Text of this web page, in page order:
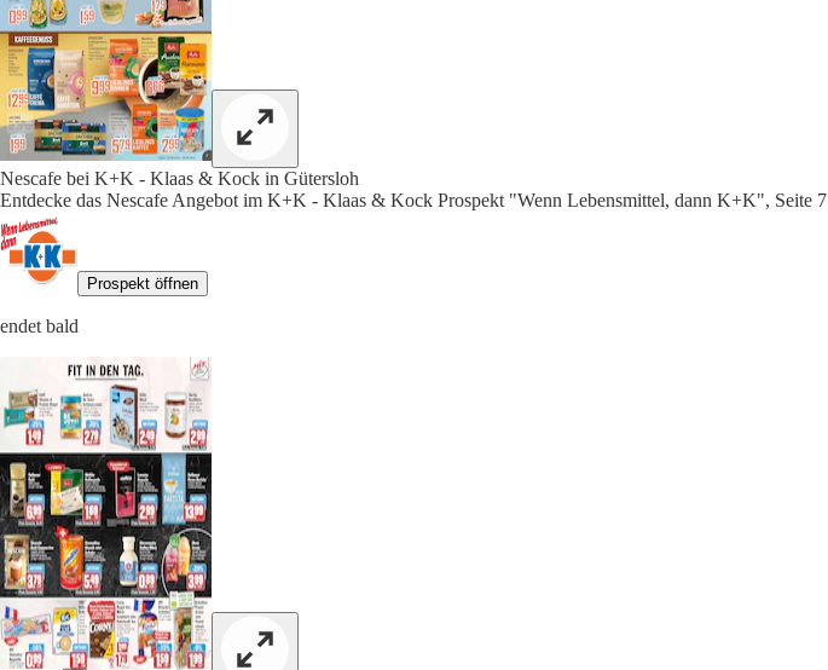
Nescafe bei K+K - Klaas & Kock in Gütersloh
Entdecke das Nescafe Angebot im K+K - Klaas & Kock Prospekt "Wenn Lebensmittel, dann K+K", Seite 7
Prospekt öffnen
endet bald